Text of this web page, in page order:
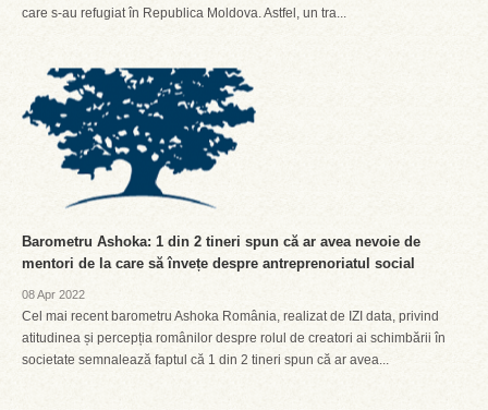
care s-au refugiat în Republica Moldova. Astfel, un tra...
Barometru Ashoka: 1 din 2 tineri spun că ar avea nevoie de
mentori de la care să învețe despre antreprenoriatul social
08 Apr 2022
Cel mai recent barometru Ashoka România, realizat de IZI data, privind
atitudinea și percepția românilor despre rolul de creatori ai schimbării în
societate semnalează faptul că 1 din 2 tineri spun că ar avea...